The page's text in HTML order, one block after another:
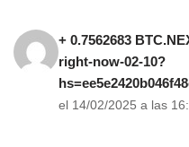
+ 0.7562683
right-now-02-10?
el 14/02/2025 a las